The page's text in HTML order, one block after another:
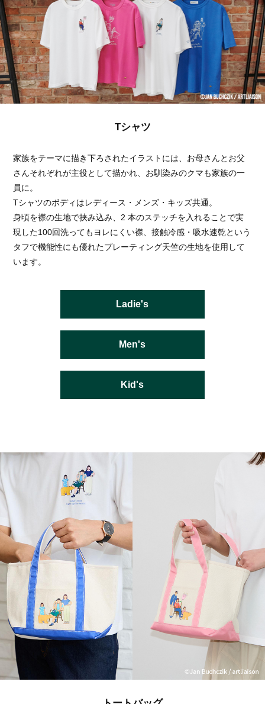
Tシャツ
家族をテーマに描き下ろされたイラストには、お母さんとお父
さんそれぞれが主役として描かれ、お馴染みのクマも家族の一
員に。
Tシャツのボディはレディース・メンズ・キッズ共通。
身頃を襟の生地で挟み込み、2 本のステッチを入れることで実
現した100回洗ってもヨレにくい襟、接触冷感・吸水速乾という
タフで機能性にも優れたプレーティング天竺の生地を使用して
います。
Ladie's
Men's
Kid's